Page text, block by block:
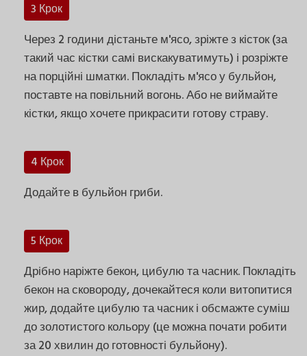
3 Крок
Через 2 години дістаньте м'ясо, зріжте з кісток (за
такий час кістки самі вискакуватимуть) і розріжте
на порційні шматки. Покладіть м'ясо у бульйон,
поставте на повільний вогонь. Або не виймайте
кістки, якщо хочете прикрасити готову страву.
4 Крок
Додайте в бульйон гриби.
5 Крок
Дрібно наріжте бекон, цибулю та часник. Покладіть
бекон на сковороду, дочекайтеся коли витопитися
жир, додайте цибулю та часник і обсмажте суміш
до золотистого кольору (це можна почати робити
за 20 хвилин до готовності бульйону).